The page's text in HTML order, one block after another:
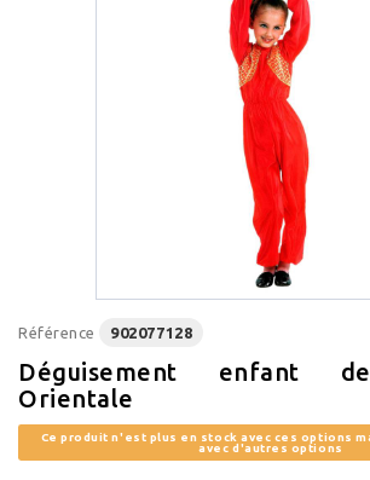
Référence 902077128
Déguisement enfant
Orientale
Ce produit n'est plus en stock avec ces options
avec d'autres options